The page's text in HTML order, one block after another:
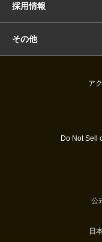
採用情報
その他
ア
Do Not Sell
公
日